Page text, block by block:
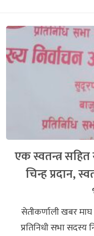
एक स्वतन्त्र
चिन्ह प्रदान,
सेतीकर्णाली खबर
प्रतिनिधी सभा सदस्य